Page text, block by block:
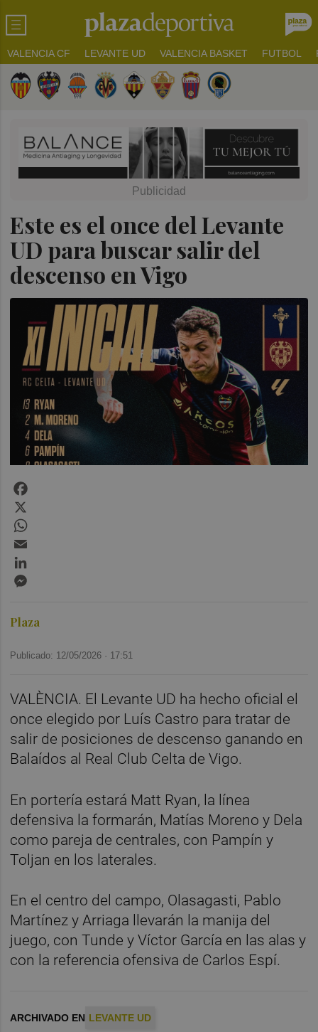
VALENCIA CF LEVANTE UD VALENCIA BASKET FUTBOL
Este es el once del Levante
UD para buscar salir del
descenso en Vigo
Plaza
Publicado: 12/05/2026 · 17:51
VALÈNCIA. El Levante UD ha hecho oficial el
once elegido por Luís Castro para tratar de
salir de posiciones de descenso ganando en
Balaídos al Real Club Celta de Vigo.
En portería estará Matt Ryan, la línea
defensiva la formarán, Matías Moreno y Dela
como pareja de centrales, con Pampín y
Toljan en los laterales.
En el centro del campo, Olasagasti, Pablo
Martínez y Arriaga llevarán la manija del
juego, con Tunde y Víctor García en las alas y
con la referencia ofensiva de Carlos Espí.
ARCHIVADO EN LEVANTE UD